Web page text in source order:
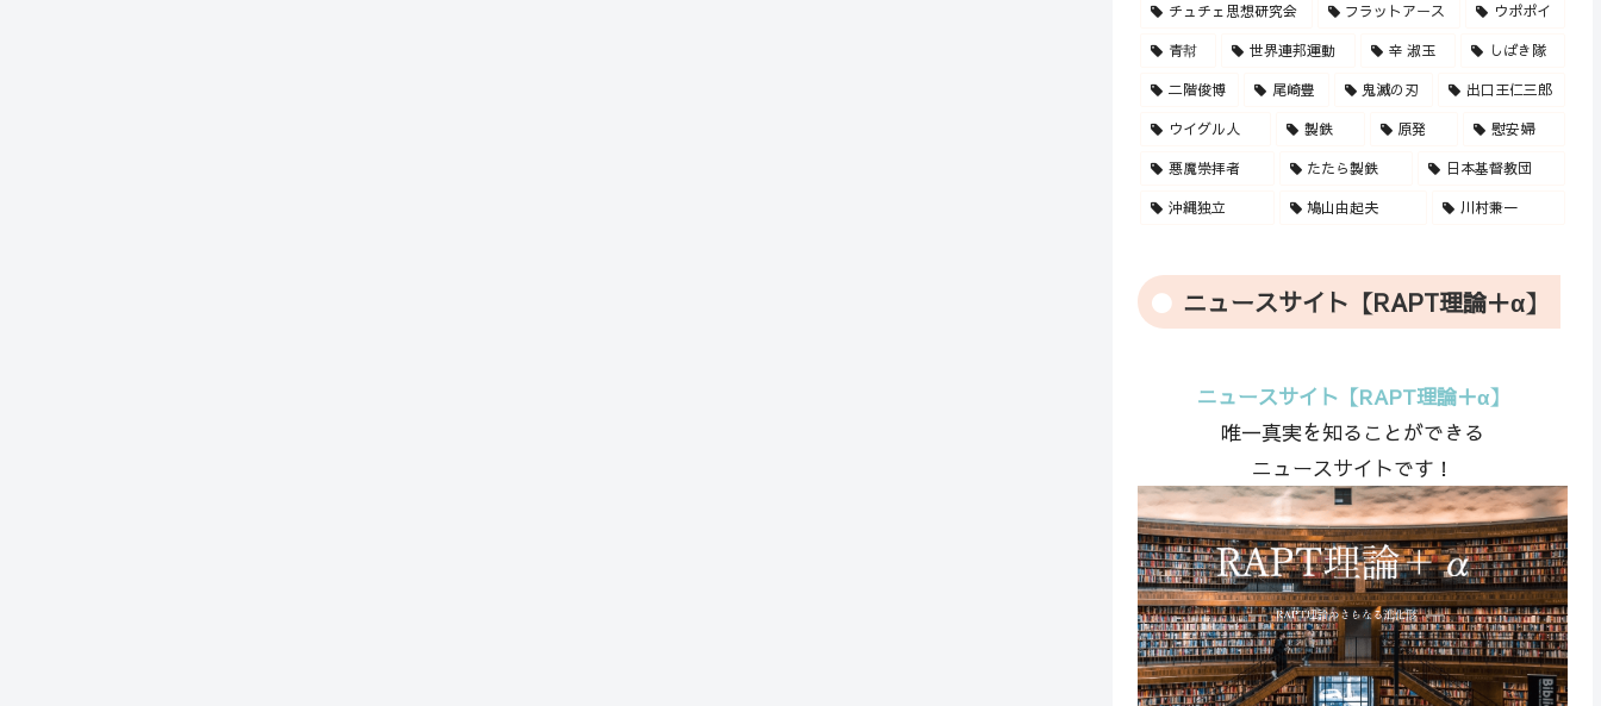
チュチェ思想研究会 フラットアース ウポポイ
青幇 世界連邦運動 辛 淑玉 しばき隊
二階俊博 尾崎豊 鬼滅の刃 出口王仁三郎
ウイグル人 製鉄 原発 慰安婦
悪魔崇拝者 たたら製鉄 日本基督教団
沖縄独立 鳩山由起夫 川村兼一
ニュースサイト【RAPT理論＋α】
ニュースサイト【RAPT理論＋α】
唯一真実を知ることができる
ニュースサイトです！